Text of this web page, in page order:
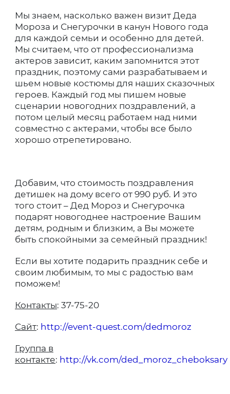
Мы знаем, насколько важен визит Деда
Мороза и Снегурочки в канун Нового года
для каждой семьи и особенно для детей.
Мы считаем, что от профессионализма
актеров зависит, каким запомнится этот
праздник, поэтому сами разрабатываем и
шьем новые костюмы для наших сказочных
героев. Каждый год мы пишем новые
сценарии новогодних поздравлений, а
потом целый месяц работаем над ними
совместно с актерами, чтобы все было
хорошо отрепетировано.
Добавим, что стоимость поздравления
детишек на дому всего от 990 руб. И это
того стоит – Дед Мороз и Снегурочка
подарят новогоднее настроение Вашим
детям, родным и близким, а Вы можете
быть спокойными за семейный праздник!
Если вы хотите подарить праздник себе и
своим любимым, то мы с радостью вам
поможем!
Контакты: 37-75-20
Сайт: http://event-quest.com/dedmoroz
Группа в
контакте: http://vk.com/ded_moroz_cheboksary